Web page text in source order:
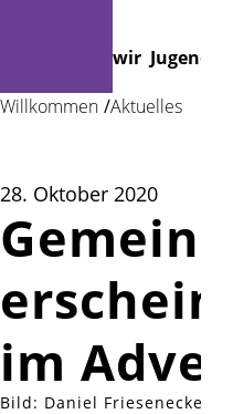
wir Jugend
Willkommen Aktuelles
28. Oktober 2020
im Advent
Bild: Daniel Friesenecker